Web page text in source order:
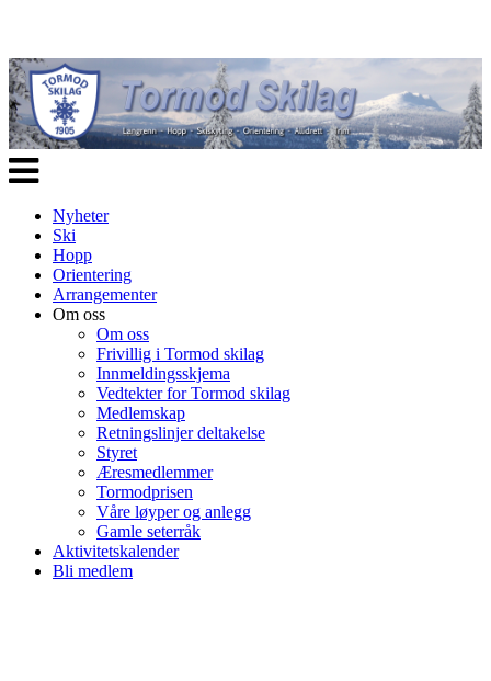
Veksle
navigasjon
Nyheter
Ski
Hopp
Orientering
Arrangementer
Om oss
Om oss
Frivillig i Tormod skilag
Innmeldingsskjema
Vedtekter for Tormod skilag
Medlemskap
Retningslinjer deltakelse
Styret
Æresmedlemmer
Tormodprisen
Våre løyper og anlegg
Gamle seterråk
Aktivitetskalender
Bli medlem